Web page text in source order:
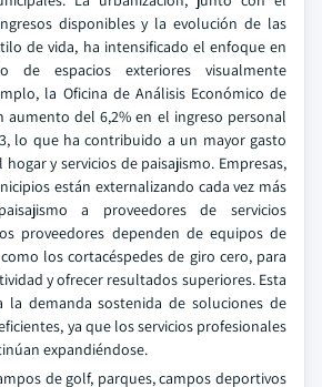
disponibles y la evolución de las
de vida, ha intensificado el enfoque en
de espacios exteriores visualmente
la Oficina de Análisis Económico de
aumento del 6,2% en el ingreso personal
lo que ha contribuido a un mayor gasto
y servicios de paisajismo. Empresas,
están externalizando cada vez más
a proveedores de servicios
proveedores dependen de equipos de
los cortacéspedes de giro cero, para
y ofrecer resultados superiores. Esta
la demanda sostenida de soluciones de
ya que los servicios profesionales
expandiéndose.
de golf, parques, campos deportivos